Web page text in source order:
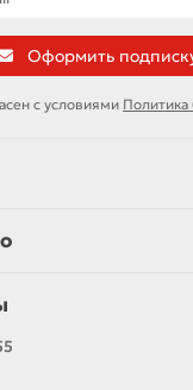
Оформить
с условиями Политика